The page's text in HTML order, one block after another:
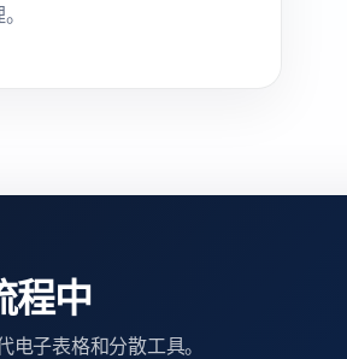
程中
子表格和分散工具。